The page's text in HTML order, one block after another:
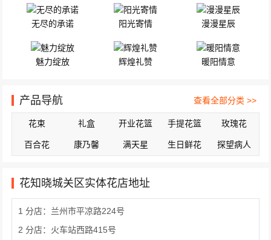
无尽的承诺 阳光寄情 漫漫星辰
魅力绽放 辉煌礼赞 暖阳情意
产品导航 查看全部分类 >>
花束 礼盒 开业花篮 手提花篮 玫瑰花
百合花 康乃馨 满天星 生日鲜花 探望病人
花知晓城关区实体花店地址
1 分店：兰州市平凉路224号
2 分店：火车站西路415号